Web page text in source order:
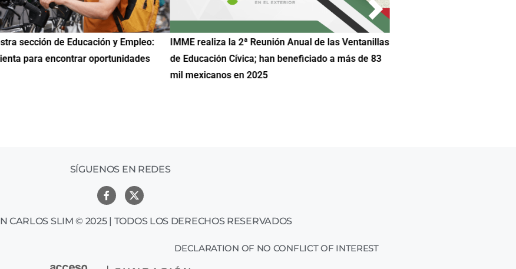
sección de Educación y Empleo:
para encontrar oportunidades
IMME realiza la 2ª Reunión Anual de las Ventanillas
de Educación Cívica; han beneficiado a más de 83
mil mexicanos en 2025
SÍGUENOS EN REDES
CARLOS SLIM © 2025 | TODOS LOS DERECHOS RESERVADOS
DECLARATION OF NO CONFLICT OF INTEREST